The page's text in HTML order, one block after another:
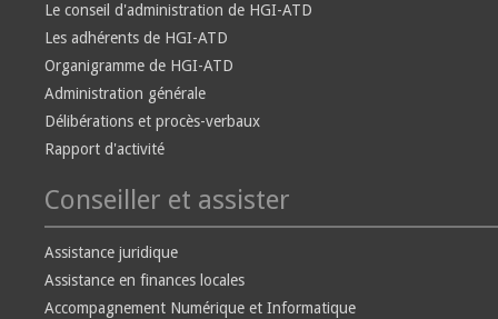
Le conseil d'administration de HGI-ATD
Les adhérents de HGI-ATD
Organigramme de HGI-ATD
Administration générale
Délibérations et procès-verbaux
Rapport d'activité
Conseiller et assister
Assistance juridique
Assistance en finances locales
Accompagnement Numérique et Informatique